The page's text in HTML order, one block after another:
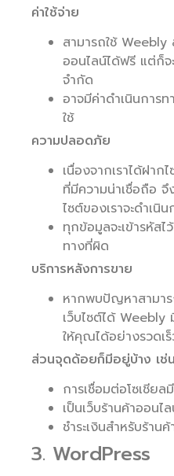
ค่าใช้จ่าย
สามารถใช้ Weebly
ออนไลน์ได้ฟรี แต่ก็
จำกัด
อาจมีค่าดำเนินการ
ใช้
ความปลอดภัย
เนื่องจากเราได้ฝา
ที่มีความน่าเชื่อถือ จึ
ไซต์ของเราจะดำเ
ทุกข้อมูลจะเข้ารหัสไ
ทางที่ผิด
บริการหลังการขาย
หากพบปัญหาสามาร
เว็บไซต์ได้
ให้คุณได้อย่างรวดเ
ส่วนจุดด้อยก็มีอยู่บ้าง เช่น
การเชื่อมต่อโซเชีย
เป็นเว็บร้านค้าออน
ชำระเงินสำหรับร้า
3. WordPress